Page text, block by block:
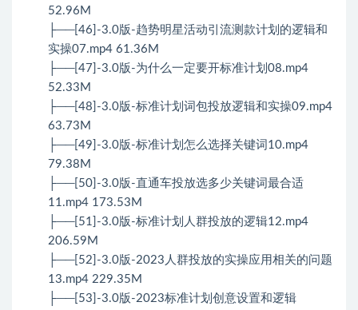
52.96M
├──[46]-3.0版-趋势明星活动引流测款计划的逻辑和
实操07.mp4 61.36M
├──[47]-3.0版-为什么一定要开标准计划08.mp4
52.33M
├──[48]-3.0版-标准计划词包投放逻辑和实操09.mp4
63.73M
├──[49]-3.0版-标准计划怎么选择关键词10.mp4
79.38M
├──[50]-3.0版-直通车投放选多少关键词最合适
11.mp4 173.53M
├──[51]-3.0版-标准计划人群投放的逻辑12.mp4
206.59M
├──[52]-3.0版-2023人群投放的实操应用相关的问题
13.mp4 229.35M
├──[53]-3.0版-2023标准计划创意设置和逻辑